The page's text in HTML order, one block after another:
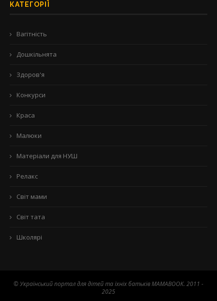
КАТЕГОРІЇ
Вагітність
Дошкільнята
Здоров'я
Конкурси
Краса
Малюки
Матеріали для НУШ
Релакс
Світ мами
Світ тата
Школярі
© Український портал для дітей та їхніх батьків MAMABOOK. 2011 -
2025